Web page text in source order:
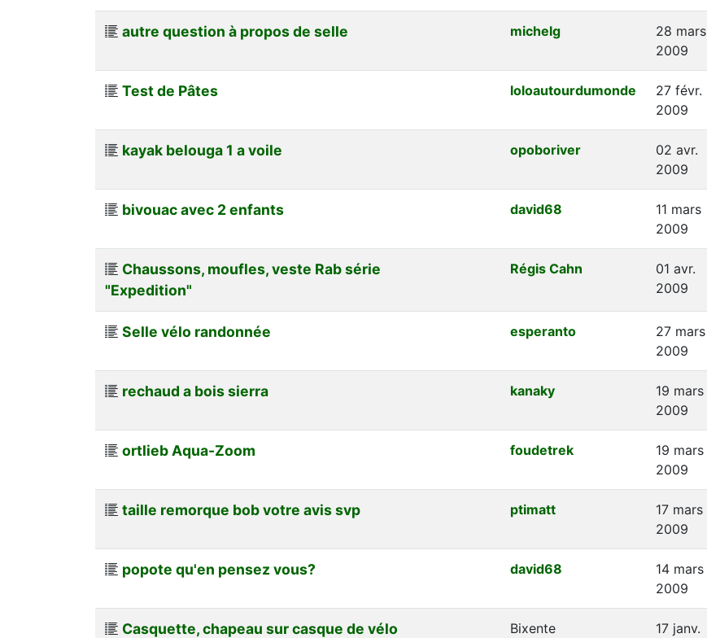
autre question à propos de selle michelg
28 mars
2009
Test de Pâtes loloautourdumonde
27 févr.
2009
kayak belouga 1 a voile opoboriver
02 avr.
2009
bivouac avec 2 enfants david68
11 mars
2009
Chaussons, moufles, veste Rab série
"Expedition"
Régis Cahn
01 avr.
2009
Selle vélo randonnée esperanto
27 mars
2009
rechaud a bois sierra kanaky
19 mars
2009
ortlieb Aqua-Zoom foudetrek
19 mars
2009
taille remorque bob votre avis svp ptimatt
17 mars
2009
popote qu'en pensez vous? david68
14 mars
2009
Casquette, chapeau sur casque de vélo Bixente
17 janv.